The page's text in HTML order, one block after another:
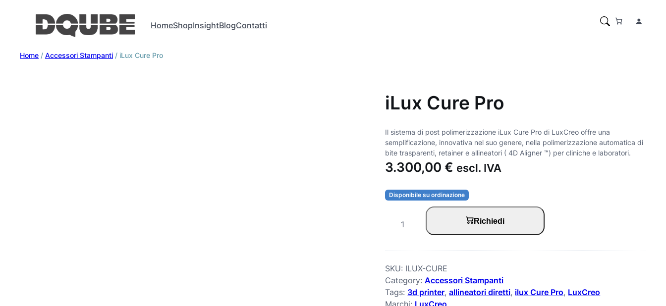
HomeShopInsightBlogContatti
Home / Accessori Stampanti / iLux Cure Pro
iLux Cure Pro
Il sistema di post polimerizzazione iLux Cure Pro di LuxCreo offre una
semplificazione, innovativa nel suo genere, nella polimerizzazione automatica di
bite trasparenti, retainer e allineatori ( 4D Aligner ™️) per cliniche e laboratori.
3.300,00€ escl. IVA
Disponibile su ordinazione
x
C
Richiedi
SKU: ILUX-CURE
Category:Accessori Stampanti
Tags: 3d printer, allineatori diretti, ilux Cure Pro, LuxCreo